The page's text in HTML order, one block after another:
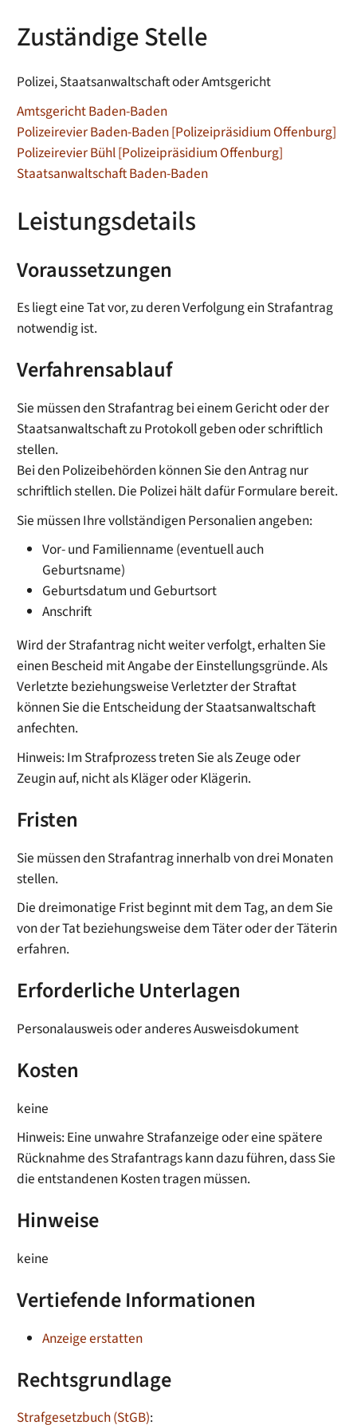
Zuständige Stelle
Polizei, Staatsanwaltschaft oder Amtsgericht
Amtsgericht Baden-Baden
Polizeirevier Baden-Baden [Polizeipräsidium Offenburg]
Polizeirevier Bühl [Polizeipräsidium Offenburg]
Staatsanwaltschaft Baden-Baden
Leistungsdetails
Voraussetzungen
Es liegt eine Tat vor, zu deren Verfolgung ein Strafantrag
notwendig ist.
Verfahrensablauf
Sie müssen den Strafantrag bei einem Gericht oder der
Staatsanwaltschaft zu Protokoll geben oder schriftlich
stellen.
Bei den Polizeibehörden können Sie den Antrag nur
schriftlich stellen. Die Polizei hält dafür Formulare bereit.
Sie müssen Ihre vollständigen Personalien angeben:
Vor- und Familienname (eventuell auch
Geburtsname)
Geburtsdatum und Geburtsort
Anschrift
Wird der Strafantrag nicht weiter verfolgt, erhalten Sie
einen Bescheid mit Angabe der Einstellungsgründe. Als
Verletzte beziehungsweise Verletzter der Straftat
können Sie die Entscheidung der Staatsanwaltschaft
anfechten.
Hinweis: Im Strafprozess treten Sie als Zeuge oder
Zeugin auf, nicht als Kläger oder Klägerin.
Fristen
Sie müssen den Strafantrag innerhalb von drei Monaten
stellen.
Die dreimonatige Frist beginnt mit dem Tag, an dem Sie
von der Tat beziehungsweise dem Täter oder der Täterin
erfahren.
Erforderliche Unterlagen
Personalausweis oder anderes Ausweisdokument
Kosten
keine
Hinweis: Eine unwahre Strafanzeige oder eine spätere
Rücknahme des Strafantrags kann dazu führen, dass Sie
die entstandenen Kosten tragen müssen.
Hinweise
keine
Vertiefende Informationen
Anzeige erstatten
Rechtsgrundlage
Strafgesetzbuch (StGB):